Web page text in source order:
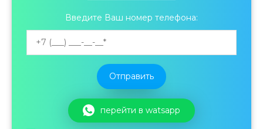
Введите Ваш номер телефона:
перейти в watsapp